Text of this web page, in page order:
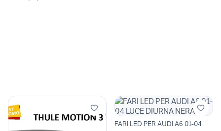
FARI LED PER AUDI A6 01-04